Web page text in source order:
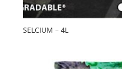
SELCIUM – 4L